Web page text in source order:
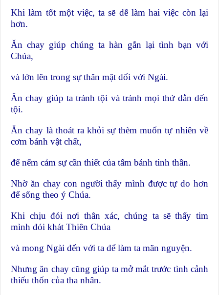
Khi làm tốt một việc, ta sẽ dễ làm hai việc còn lại
hơn.
Ăn chay giúp chúng ta hàn gắn lại tình bạn với
Chúa,
và lớn lên trong sự thân mật đối với Ngài.
Ăn chay giúp ta tránh tội và tránh mọi thứ dẫn đến
tội.
Ăn chay là thoát ra khỏi sự thèm muốn tự nhiên về
cơm bánh vật chất,
để nếm cảm sự cần thiết của tấm bánh tinh thần.
Nhờ ăn chay con người thấy mình được tự do hơn
để sống theo ý Chúa.
Khi chịu đói nơi thân xác, chúng ta sẽ thấy tim
mình đói khát Thiên Chúa
và mong Ngài đến với ta để làm ta mãn nguyện.
Nhưng ăn chay cũng giúp ta mở mắt trước tình cảnh
thiếu thốn của tha nhân.